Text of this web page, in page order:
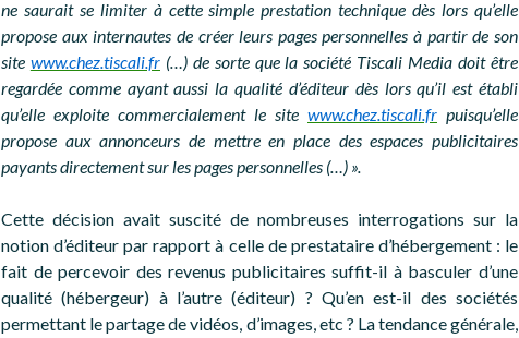
ne saurait se limiter à cette simple prestation technique dès lors qu’elle
propose aux internautes de créer leurs pages personnelles à partir de son
site www.chez.tiscali.fr(…) de sorte que la société Tiscali Media doit être
regardée comme ayant aussi la qualité d’éditeur dès lors qu’il est établi
qu’elle exploite commercialement le site www.chez.tiscali.fr puisqu’elle
propose aux annonceurs de mettre en place des espaces publicitaires
payants directement sur les pages personnelles (…) ».
Cette décision avait suscité de nombreuses interrogations sur la
notion d’éditeur par rapport à celle de prestataire d’hébergement : le
fait de percevoir des revenus publicitaires suffit-il à basculer d’une
qualité (hébergeur) à l’autre (éditeur) ? Qu’en est-il des sociétés
permettant le partage de vidéos, d’images, etc ? La tendance générale,